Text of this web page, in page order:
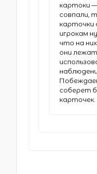
картоки
совпали,
карточки
игрокам
что на
они
соберет
карточек.